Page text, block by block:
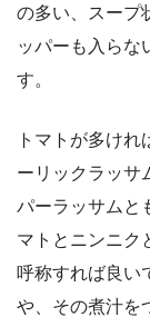
の多い、スープ
ッパーも入らな
す。
トマトが多け
ーリックラッサ
パーラッサムと
マトとニンニク
呼称すれば良い
や、その煮汁を